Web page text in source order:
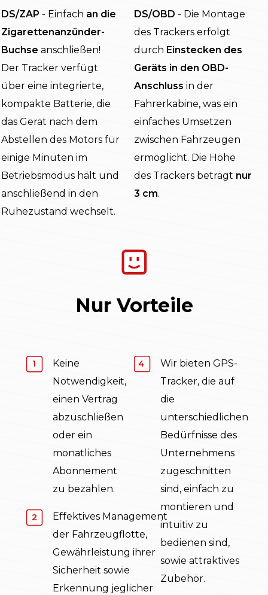
DS/ZAP - Einfach an die
Zigarettenanzünder-
Buchse anschließen!
Der Tracker verfügt
über eine integrierte,
kompakte Batterie, die
das Gerät nach dem
Abstellen des Motors für
einige Minuten im
Betriebsmodus hält und
anschließend in den
Ruhezustand wechselt.
DS/OBD - Die Montage
des Trackers erfolgt
durch Einstecken des
Geräts in den OBD-
Anschluss in der
Fahrerkabine, was ein
einfaches Umsetzen
zwischen Fahrzeugen
ermöglicht. Die Höhe
des Trackers beträgt nur
3 cm.
Nur Vorteile
Keine
Notwendigkeit,
einen Vertrag
abzuschließen
oder ein
monatliches
Abonnement
zu bezahlen.
Effektives Management
der Fahrzeugflotte,
Gewährleistung ihrer
Sicherheit sowie
Erkennung jeglicher
Wir bieten GPS-
Tracker, die auf
die
unterschiedlichen
Bedürfnisse des
Unternehmens
zugeschnitten
sind, einfach zu
montieren und
intuitiv zu
bedienen sind,
sowie attraktives
Zubehör.